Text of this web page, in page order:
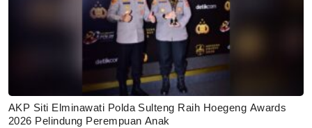
AKP Siti Elminawati Polda Sulteng Raih Hoegeng Awards
2026 Pelindung Perempuan Anak